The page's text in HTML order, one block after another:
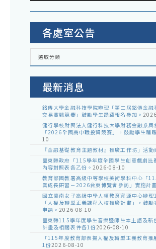
各處室公告
各
室
選取分類
最新消息
銘傳大學金融科技學院辦理「第二屆銘傳金融
交易實戰競賽」鼓勵學生踴躍報名參加。
健行學校財團法人健行科技大學財務金融系與
「2026全國高中職投資競賽」，鼓勵學生踴
10
『金融基礎教育主題教材』推廣工作坊」活動
臺東縣政府「115學年度全國學生創意戲劇比
內容對照表各乙份。 2026-08-10
教育部國教署高級中等學校美術學科中心「
業成長研習－2026台東博覽會參訪」實施計
國立臺南女子高級中學人權教育資源中心辦
「人權及轉型正義課程入校推廣計畫」，鼓
申請。2026-08-10
臺東縣115學年度學生音樂暨師生本土語及新
計畫及相關表件各1份2026-08-10
「115年度教育部表揚人權及轉型正義教育推
1份2026-08-10